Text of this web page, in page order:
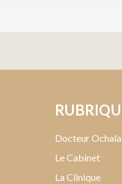
Docteur Ochala
Le Cabinet
La Clinique